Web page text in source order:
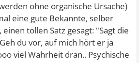
ohne organische Ursache)
eine gute Bekannte, selber
tollen Satz gesagt: "Sagt die
du vor, auf mich hört er ja
viel Wahrheit dran.. Psychische